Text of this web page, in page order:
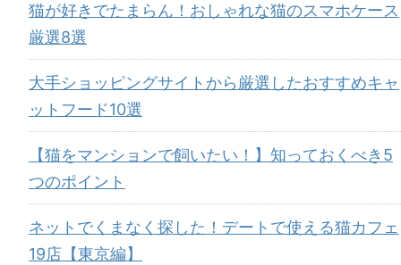
猫が好きでたまらん！おしゃれな猫のスマホケース
厳選8選
大手ショッピングサイトから厳選したおすすめキャ
ットフード10選
【猫をマンションで飼いたい！】知っておくべき5
つのポイント
ネットでくまなく探した！デートで使える猫カフェ
19店【東京編】